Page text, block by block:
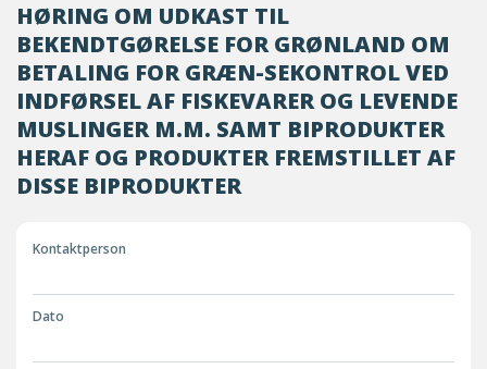
HØRING OM UDKAST TIL
BEKENDTGØRELSE FOR GRØNLAND OM
BETALING FOR GRÆN-SEKONTROL VED
INDFØRSEL AF FISKEVARER OG LEVENDE
MUSLINGER M.M. SAMT BIPRODUKTER
HERAF OG PRODUKTER FREMSTILLET AF
DISSE BIPRODUKTER
Kontaktperson
Dato